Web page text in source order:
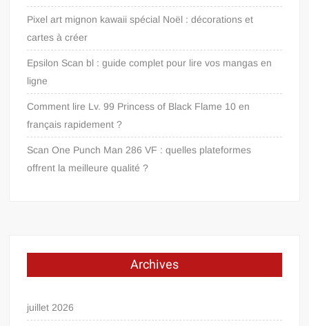
Pixel art mignon kawaii spécial Noël : décorations et
cartes à créer
Epsilon Scan bl : guide complet pour lire vos mangas en
ligne
Comment lire Lv. 99 Princess of Black Flame 10 en
français rapidement ?
Scan One Punch Man 286 VF : quelles plateformes
offrent la meilleure qualité ?
Archives
juillet 2026